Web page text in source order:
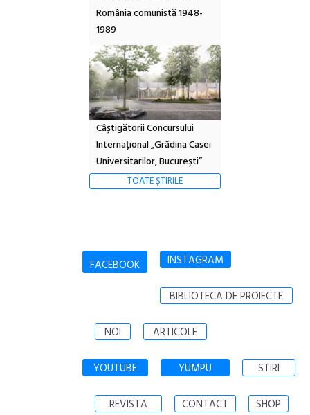
România comunistă 1948-
1989
Câștigătorii Concursului
Internațional „Grădina Casei
Universitarilor, București”
TOATE ȘTIRILE
FACEBOOK INSTAGRAM
BIBLIOTECA DE PROIECTE
NOI ARTICOLE
YOUTUBE YUMPU STIRI
REVISTA CONTACT SHOP